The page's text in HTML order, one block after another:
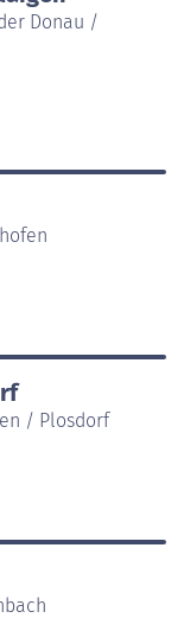
Donau /
/ Plosdorf